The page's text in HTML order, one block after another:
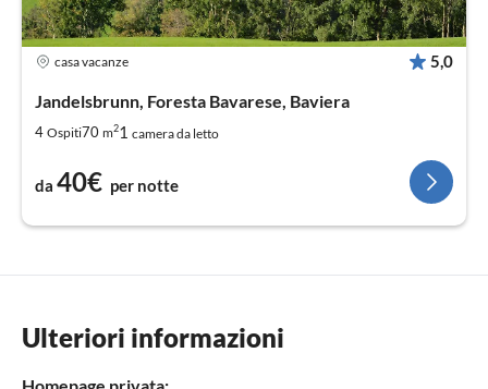
casa vacanze 5,0
Jandelsbrunn, Foresta Bavarese, Baviera
4 Ospiti70 m21 camera da letto
da 40€ per notte
Ulteriori informazioni